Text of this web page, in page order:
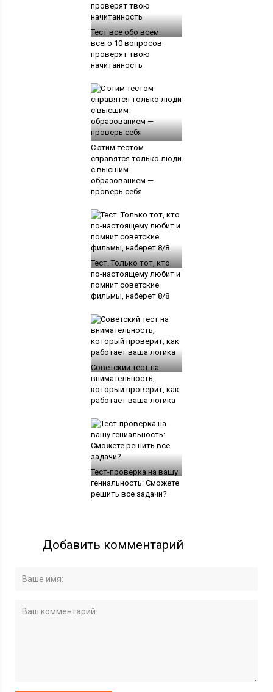
Тест все обо всем:
всего 10 вопросов
проверят твою
начитанность
С этим тестом
справятся только люди
с высшим
образованием —
проверь себя
Тест. Только тот, кто
по-настоящему любит и
помнит советские
фильмы, наберет 8/8
Советский тест на
внимательность,
который проверит, как
работает ваша логика
Тест-проверка на вашу
гениальность: Cможете
решить все задачи?
Добавить комментарий